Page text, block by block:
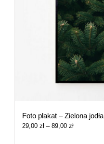
Foto plakat – Zielona jodła
29,00 zł – 89,00 złZakres